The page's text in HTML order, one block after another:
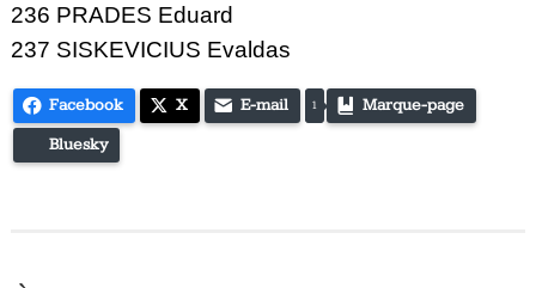
236 PRADES Eduard
237 SISKEVICIUS Evaldas
Facebook X E-mail 1 Marque-page
Bluesky